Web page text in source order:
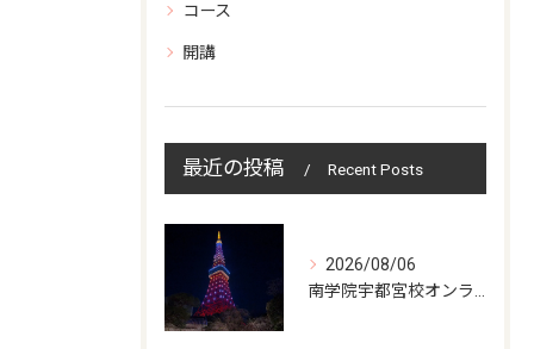
コース
開講
最近の投稿 Recent Posts
2026/08/06